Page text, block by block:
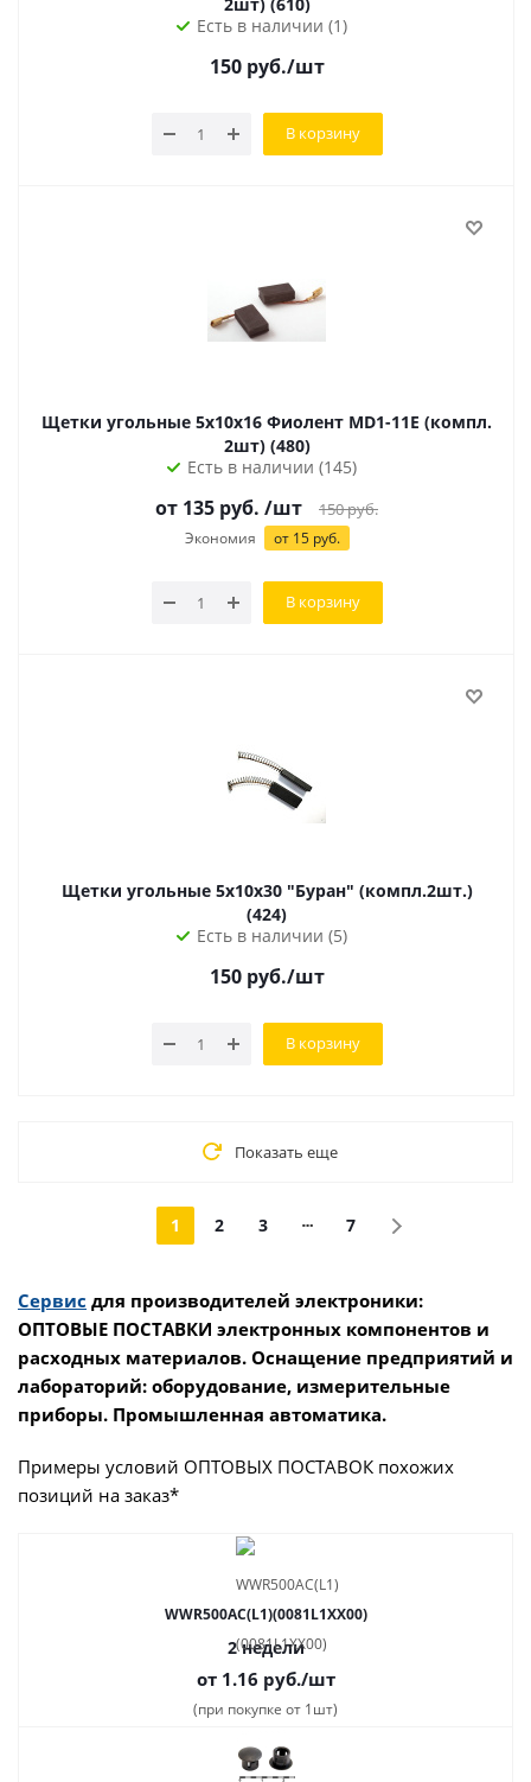
Есть в наличии (1)
150руб./шт
В корзину
Щетки угольные 5х10х16 Фиолент MD1-11E (компл.
2шт) (480)
Есть в наличии (145)
от 135 руб. /шт 150руб.
Экономия от 15руб.
В корзину
Щетки угольные 5х10х30 "Буран" (компл.2шт.)
(424)
Есть в наличии (5)
150руб./шт
В корзину
Показать еще
1 2 3 7
Сервис для производителей электроники:
ОПТОВЫЕ ПОСТАВКИ электронных компонентов и
расходных материалов. Оснащение предприятий и
лабораторий: оборудование, измерительные
приборы. Промышленная автоматика.
Примеры условий ОПТОВЫХ ПОСТАВОК похожих
позиций на заказ*
WWR500AC(L1)(0081L1XX00)
2 недели
от 1.16 руб./шт
(при покупке от 1шт)